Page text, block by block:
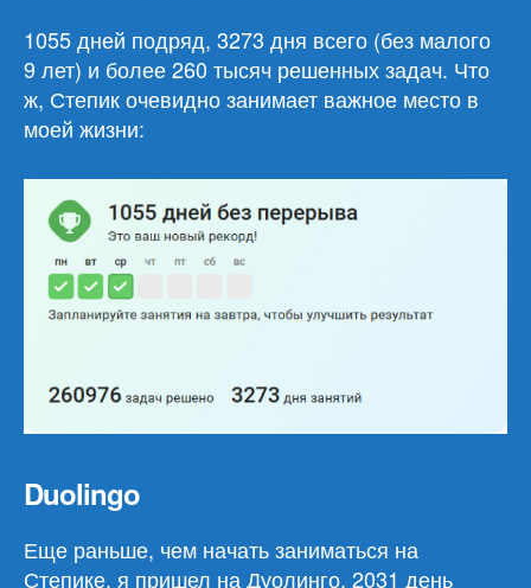
1055 дней подряд, 3273 дня всего (без малого
9 лет) и более 260 тысяч решенных задач. Что
ж, Степик очевидно занимает важное место в
моей жизни:
Duolingo
Еще раньше, чем начать заниматься на
Степике, я пришел на Дуолинго. 2031 день